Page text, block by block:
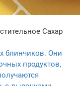
Сахар
блинчиков. Они
продуктов,